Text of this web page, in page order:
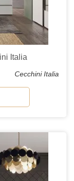
Italia
Cecchini Italia